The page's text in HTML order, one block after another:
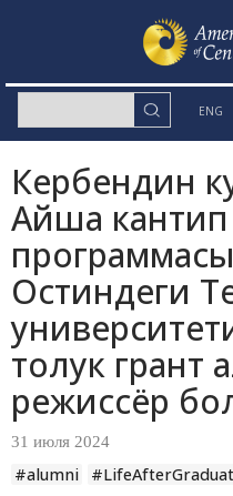
ENG
Кербендин
Айша
Остиндеги
толук грант
режиссёр
31 июля 2024
#alumni